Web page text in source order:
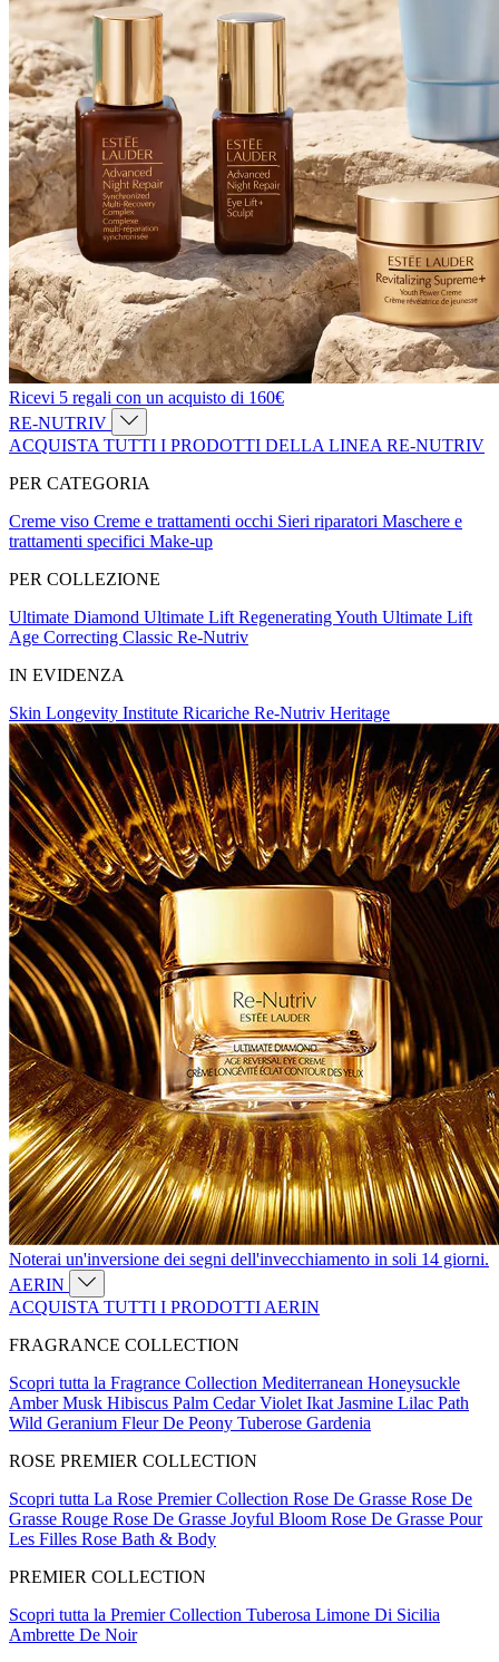
Ricevi 5 regali con un acquisto di 160€
RE-NUTRIV
ACQUISTA TUTTI I PRODOTTI DELLA LINEA RE-NUTRIV
PER CATEGORIA
Creme viso Creme e trattamenti occhi Sieri riparatori Maschere e
trattamenti specifici Make-up
PER COLLEZIONE
Ultimate Diamond Ultimate Lift Regenerating Youth Ultimate Lift
Age Correcting Classic Re-Nutriv
IN EVIDENZA
Skin Longevity Institute Ricariche Re-Nutriv Heritage
Noterai un'inversione dei segni dell'invecchiamento in soli 14 giorni.
AERIN
ACQUISTA TUTTI I PRODOTTI AERIN
FRAGRANCE COLLECTION
Scopri tutta la Fragrance Collection Mediterranean Honeysuckle
Amber Musk Hibiscus Palm Cedar Violet Ikat Jasmine Lilac Path
Wild Geranium Fleur De Peony Tuberose Gardenia
ROSE PREMIER COLLECTION
Scopri tutta La Rose Premier Collection Rose De Grasse Rose De
Grasse Rouge Rose De Grasse Joyful Bloom Rose De Grasse Pour
Les Filles Rose Bath & Body
PREMIER COLLECTION
Scopri tutta la Premier Collection Tuberosa Limone Di Sicilia
Ambrette De Noir